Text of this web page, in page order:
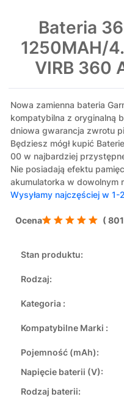
Bateria
1250MAH/
VIRB 360
Nowa zamienna bateria
kompatybilna z oryginalną
dniowa gwarancja zwrotu
Będziesz mógł kupić
00 w najbardziej
Nie posiadają efektu
akumulatorka w dowolnym
Wysyłamy najczęściej w
Ocena (
Stan produktu:
Rodzaj:
Kategoria :
Kompatybilne Marki :
Pojemność (mAh):
Napięcie baterii (V):
Rodzaj baterii: